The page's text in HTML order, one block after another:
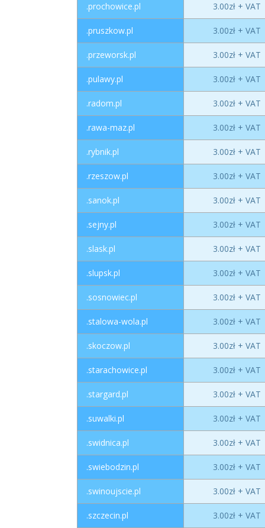
.prochowice.pl 3.00zł + VAT
.pruszkow.pl 3.00zł + VAT
.przeworsk.pl 3.00zł + VAT
.pulawy.pl 3.00zł + VAT
.radom.pl 3.00zł + VAT
.rawa-maz.pl 3.00zł + VAT
.rybnik.pl 3.00zł + VAT
.rzeszow.pl 3.00zł + VAT
.sanok.pl 3.00zł + VAT
.sejny.pl 3.00zł + VAT
.slask.pl 3.00zł + VAT
.slupsk.pl 3.00zł + VAT
.sosnowiec.pl 3.00zł + VAT
.stalowa-wola.pl 3.00zł + VAT
.skoczow.pl 3.00zł + VAT
.starachowice.pl 3.00zł + VAT
.stargard.pl 3.00zł + VAT
.suwalki.pl 3.00zł + VAT
.swidnica.pl 3.00zł + VAT
.swiebodzin.pl 3.00zł + VAT
.swinoujscie.pl 3.00zł + VAT
.szczecin.pl 3.00zł + VAT